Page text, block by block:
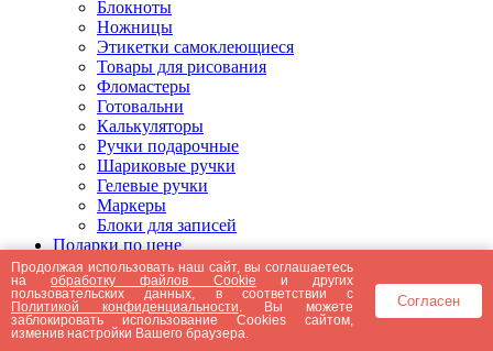
Блокноты
Ножницы
Этикетки самоклеющиеся
Товары для рисования
Фломастеры
Готовальни
Калькуляторы
Ручки подарочные
Шариковые ручки
Гелевые ручки
Маркеры
Блоки для записей
Подарки по цене
Подарки от 5000 рублей
Подарки до 5000 рублей
Подарки до 3000 рублей
Подарки до 2000 рублей
Подарки до 1000 рублей
Продолжая использовать наш сайт, вы соглашаетесь
наобработку файлов Cookie и других
пользовательских данных, в соответствии с
Политикой конфиденциальности . Вы можете
заблокировать использование Cookies сайтом,
изменив настройки Вашего браузера.
Согласен